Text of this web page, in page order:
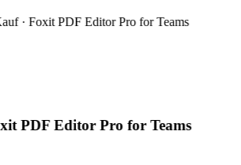
· Foxit PDF Editor Pro for Teams
PDF Editor Pro for Teams